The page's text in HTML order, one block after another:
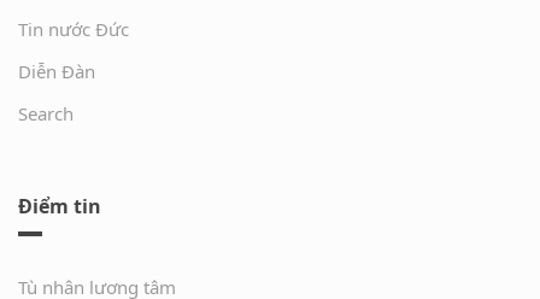
Tin nước Đức
Diễn Đàn
Search
Điểm tin
Tù nhân lương tâm